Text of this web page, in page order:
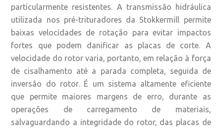
particularmente resistentes. A transmissão hidráulica
utilizada nos pré-trituradores da Stokkermill permite
baixas velocidades de rotação para evitar impactos
fortes que podem danificar as placas de corte. A
velocidade do rotor varia, portanto, em relação à força
de cisalhamento até a parada completa, seguida de
inversão do rotor. É um sistema altamente eficiente
que permite maiores margens de erro, durante as
operações de carregamento de materiais,
salvaguardando a integridade do rotor, das placas de